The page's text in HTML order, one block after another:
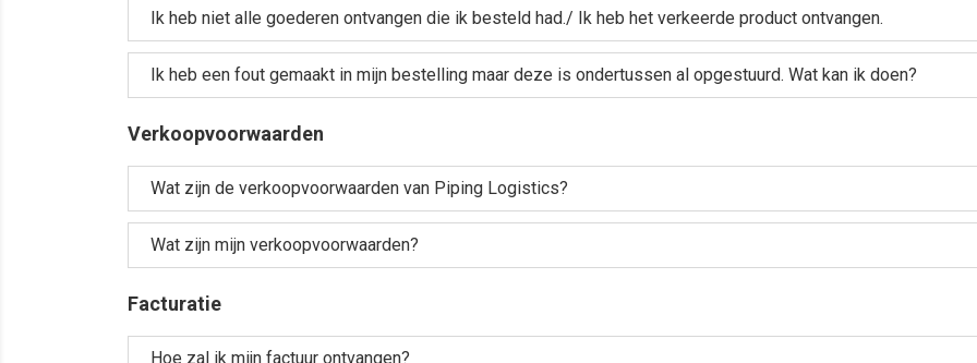
Ik heb niet alle goederen ontvangen die ik besteld had./ Ik heb het verkeerde product ontvangen.
Ik heb een fout gemaakt in mijn bestelling maar deze is ondertussen al opgestuurd. Wat kan ik doen?
Verkoopvoorwaarden
Wat zijn de verkoopvoorwaarden van Piping Logistics?
Wat zijn mijn verkoopvoorwaarden?
Facturatie
Hoe zal ik mijn factuur ontvangen?